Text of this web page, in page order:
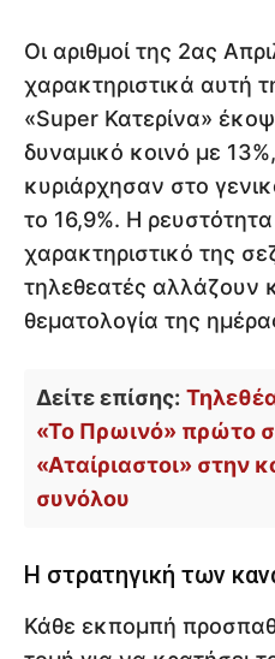
Οι αριθμοί της 2ας
χαρακτηριστικά αυτή
«Super Κατερίνα»
δυναμικό κοινό με
κυριάρχησαν στο
το 16,9%. Η
χαρακτηριστικό της
τηλεθεατές αλλάζουν
θεματολογία της
Δείτε επίσης:
«Το Πρωινό» πρώτο
«Αταίριαστοι» στην
συνόλου
Η στρατηγική των
Κάθε εκπομπή